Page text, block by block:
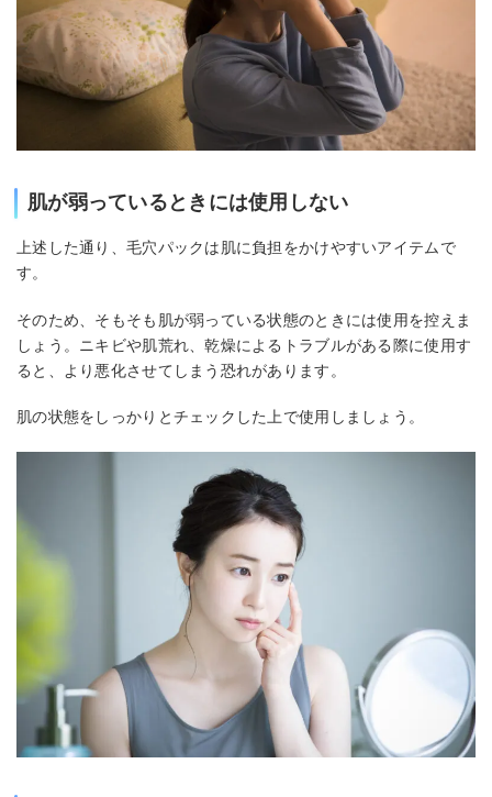
肌が弱っているときには使用しない
上述した通り、毛穴パックは肌に負担をかけやすいアイテムで
す。
そのため、そもそも肌が弱っている状態のときには使用を控えま
しょう。ニキビや肌荒れ、乾燥によるトラブルがある際に使用す
ると、より悪化させてしまう恐れがあります。
肌の状態をしっかりとチェックした上で使用しましょう。